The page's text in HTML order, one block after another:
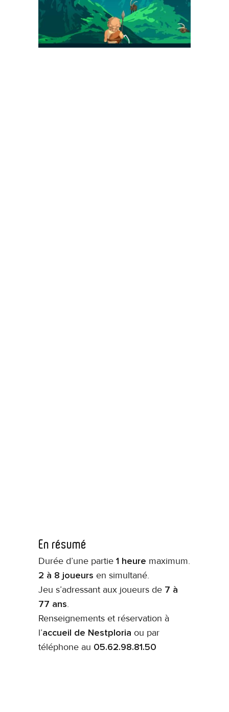
En résumé
Durée d’une partie1 heure maximum.
2 à 8 joueurs en simultané.
Jeu s’adressant aux joueurs de 7 à
77 ans.
Renseignements et réservation à
l’accueil de Nestploria ou par
téléphone au 05.62.98.81.50